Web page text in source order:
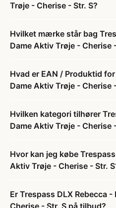
Trøje - Cherise - Str. S?
Hvilket mærke står bag
Dame Aktiv Trøje - Cherise
Hvad er EAN / Produktid
Dame Aktiv Trøje - Cherise
Hvilken kategori tilhører
Dame Aktiv Trøje - Cherise
Hvor kan jeg købe
Aktiv Trøje - Cherise - Str.
Er Trespass DLX Rebecca
Cherise - Str. S på tilbud?